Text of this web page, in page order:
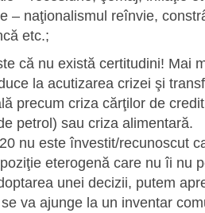
– naţio­na­lismul reînvie,
etc.;
că nu există certitudini! Mai
la acutizarea crizei şi
precum criza cărţilor de
petrol) sau criza alimentară.
nu este învestit/recunoscut
etero­genă care nu îi nu
unei decizii, putem
va ajunge la un inventar